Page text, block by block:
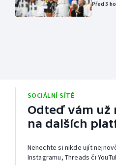
Před 3
SOCIÁLNÍ SÍTĚ
Odteď vám už
na dalších
Nenechte si nikde ujít
Instagramu, Threads či